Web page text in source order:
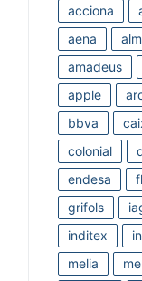
acciona
aena
amadeus
apple
bbva
colonial
endesa
grifols
inditex
melia